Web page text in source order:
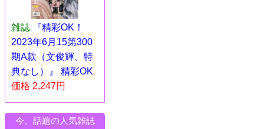
雑誌
『精彩OK！
2023年6月15第300
期A款（文俊輝、特
典なし）』 精彩OK
価格 2,247円
今、話題の人気雑誌